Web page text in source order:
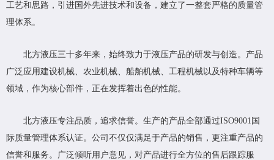
工艺和思路，引进国外先进技术和设备，建立了一整套严格的质量管
理体系。
北方液压三十多年来，始终致力于液压产品的研发与创造。产品
广泛应用建设机械、农业机械、船舶机械、工程机械以及特种车辆等
领域，作为核心部件，正在发挥着出色的性能。
北方液压专注品质，追求信誉。生产的产品全部通过ISO9001国
际质量管理体系认证。公司不仅仅满足于产品的销售，更注重产品的
信誉和服务。广泛倾听用户意见，对产品进行全方位的售后跟踪服